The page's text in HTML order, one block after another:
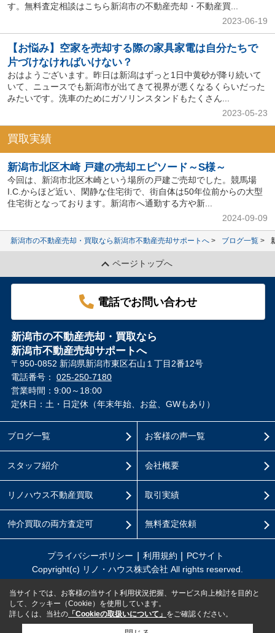
す。無料査定相談はこちら新潟市の不動産売却・不動産買...
2023-06-19
【お悩み】空家を売却する際の家具家電は自分たちで
片づけなければいけない？
おはようございます。昨日は新潟はずっと1日中黄砂が降り続いて
いて、ニュースでも新潟市が出てきて視界が悪くなるくらいだった
みたいです。洗車のためにガソリンスタンドもたくさん...
2023-05-23
買取実績
新潟市北区木崎 戸建の売却エピソード～S様～
今回は、新潟市北区木崎という場所の戸建ご売却でした。競馬場
I.C.からほど近い、閑静な住宅街で、街自体は50年位前からの大型
住宅街となっております。新潟市へ通勤する方や新...
2024-09-09
新潟市の不動産売却・買取なら新潟市不動産売却サポートへ ブログ一覧
ページトップへ
電話でお問い合わせ
新潟市の不動産売却・買取なら
新潟市不動産売却サポートへ
〒950-0852 新潟県新潟市東区石山１丁目2番12号
電話番号： 025-250-7180
営業時間：9:00～18:00
定休日：土・日定休（年末年始、お盆、GWもあり）
ブログ一覧
スタッフ紹介
リノハウス不動産買取
仲介買取の両方査定可
お客様の声一覧
会社概要
取引実績
無料査定依頼
プライバシーポリシー 利用規約
PCサイト
Copyright(c) リノ・ハウス株式会社 All rights reserved.
当サイトでは、お客様の当サイト利用状況把握、サービス向上検討を目的と
して、クッキー（Cookie）を使用しています。
詳しくは、当社の 「Cookieの取扱いについて」 をご確認ください。